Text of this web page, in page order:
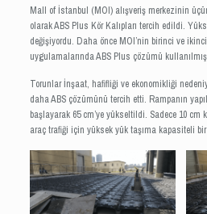
Mall of İstanbul (MOI) alışveriş merkezinin
olarak ABS Plus Kör Kalıpları tercih edildi.
değişiyordu. Daha önce MOI’nin birinci ve
uygulamalarında ABS Plus çözümü
Torunlar İnşaat, hafifliği ve ekonomikliği
daha ABS çözümünü tercih etti. Rampanın
başlayarak 65 cm’ye yükseltildi. Sadece 10
araç trafiği için yüksek yük taşıma kapasiteli